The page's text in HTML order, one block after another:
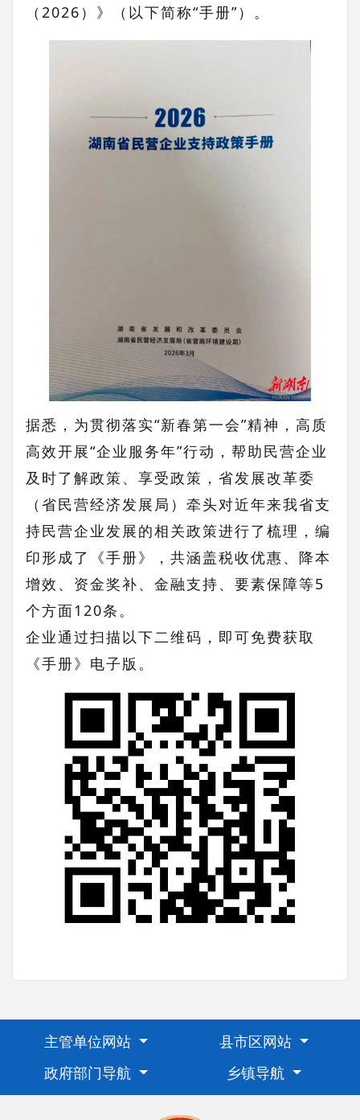
（ 2026 ）》（以下简称“手册”）。
据悉，为贯彻落实“新春第一会”精神，高质
高效开展“企业服务年”行动， 帮助民营企业
及时了解政策、享受政策，省发展改革委
（省民营经济发展局）牵头对近年来我省支
持民营企业发展的相关政策进行了梳理，编
印形成了《手册》，共涵盖税收优惠、降本
增效、资金奖补、金融支持、要素保障等5
个方面120条。
企业通过扫描以下二维码，即可免费获取
《手册》电子版。
主管单位网站
县市区网站
政府部门导航
乡镇导航